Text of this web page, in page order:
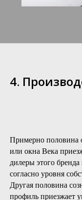
4.
Примерно половина
или окна Века
дилеры этого
согласно уровня
Другая половина
профиль приезжает